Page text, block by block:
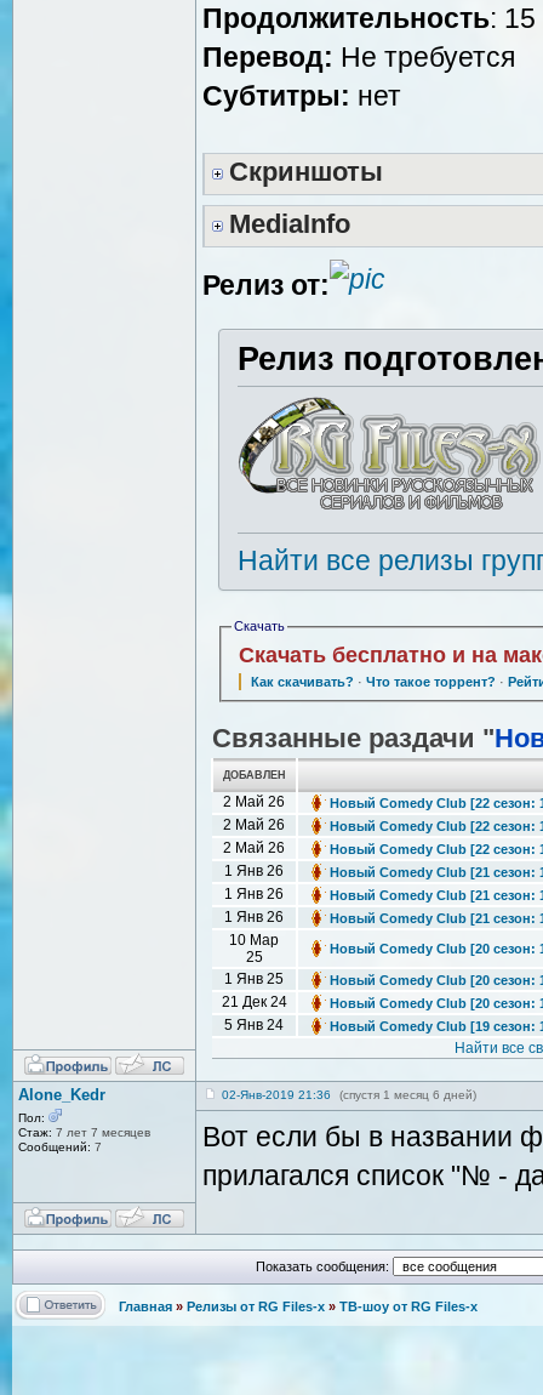
Продолжительность:
Перевод: Не требуется
Субтитры: нет
Скриншоты
MediaInfo
Релиз от:
Релиз
Найти все релизы
Скачать
Скачать бесплатно и на
Как скачивать? · Что такое торрент? ·
Связанные раздачи "
ДОБАВЛЕН
2 Май 26 Новый Comedy Club [22 сезон:
2 Май 26 Новый Comedy Club [22 сезон:
2 Май 26 Новый Comedy Club [22 сезон:
1 Янв 26 Новый Comedy Club [21 сезон:
1 Янв 26 Новый Comedy Club [21 сезон:
1 Янв 26 Новый Comedy Club [21 сезон:
10 Мар
25
Новый Comedy Club [20 сезон:
1 Янв 25 Новый Comedy Club [20 сезон:
21 Дек 24 Новый Comedy Club [20 сезон:
5 Янв 24 Новый Comedy Club [19 сезон:
Найти все
Alone_Kedr
Пол:
Стаж: 7 лет 7 месяцев
Сообщений: 7
02-Янв-2019 21:36 (спустя 1 месяц 6 дней)
Вот если бы в названии
прилагался список "№ -
Показать сообщения:
Главная » Релизы от RG Files-x » ТВ-шоу от RG Files-x